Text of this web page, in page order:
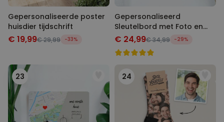
Gepersonaliseerde poster
huisdier tijdschrift
€ 19,99€ 29,99 -33%
Gepersonaliseerd
Sleutelbord met Foto en
Tekst
€ 24,99€ 34,99 -29%
23 24